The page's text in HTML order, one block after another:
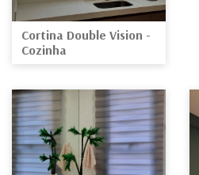
Cortina Double Vision -
Cozinha